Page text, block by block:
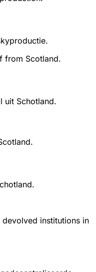
from Scotland.
uit Schotland.
institutions in